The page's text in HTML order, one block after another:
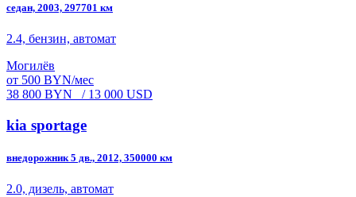
седан, 2003, 297701 км
2.4, бензин, автомат
Могилёв
от 500 BYN/мес
38 800 BYN
/ 13 000 USD
kia sportage
внедорожник 5 дв., 2012, 350000 км
2.0, дизель, автомат